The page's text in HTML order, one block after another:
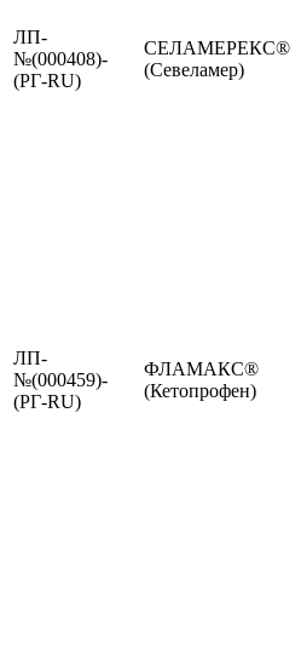
ЛП-
№(000408)-
(РГ-RU)
СЕЛАМЕРЕКС®
(Севеламер)
ЛП-
№(000459)-
(РГ-RU)
ФЛАМАКС®
(Кетопрофен)